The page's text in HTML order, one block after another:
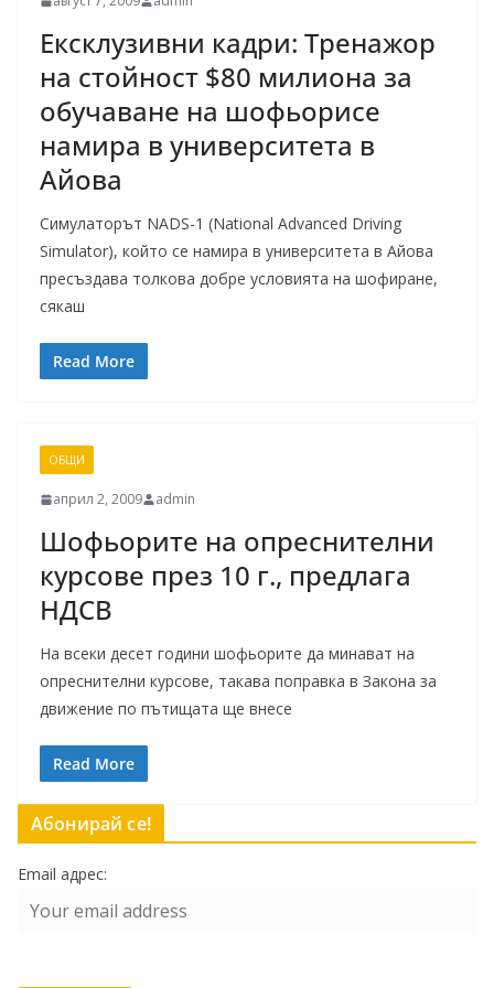
Ексклузивни кадри: Тренажор
на стойност $80 милиона за
обучаване на шофьорисе
намира в университета в
Айова
Симулаторът NADS-1 (National Advanced Driving
Simulator), който се намира в университета в Айова
пресъздава толкова добре условията на шофиране,
сякаш
Read More
ОБЩИ
април 2, 2009 admin
Шофьорите на опреснителни
курсове през 10 г., предлага
НДСВ
На всеки десет години шофьорите да минават на
опреснителни курсове, такава поправка в Закона за
движение по пътищата ще внесе
Read More
Абонирай се!
Email адрес: